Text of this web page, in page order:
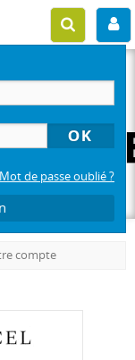
Mot de passe oublié ?
compte